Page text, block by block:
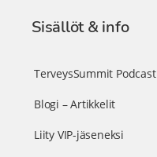
Sisällöt & info
TerveysSummit Podcast
Blogi – Artikkelit
Liity VIP-jäseneksi